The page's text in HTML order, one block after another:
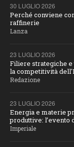
30 LUGLIO 2026
Perché conviene
raffinerie
Lanza
23 LUGLIO 2026
Filiere strategiche
la competitività
Redazione
23 LUGLIO 2026
Energia e materie
produttive: l’evento
Imperiale